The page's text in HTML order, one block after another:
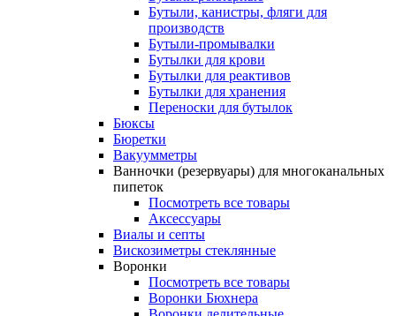
Бутыли, канистры, фляги для
производств
Бутыли-промывалки
Бутылки для крови
Бутылки для реактивов
Бутылки для хранения
Переноски для бутылок
Бюксы
Бюретки
Вакуумметры
Ванночки (резервуары) для многоканальных
пипеток
Посмотреть все товары
Аксессуары
Виалы и септы
Вискозиметры стеклянные
Воронки
Посмотреть все товары
Воронки Бюхнера